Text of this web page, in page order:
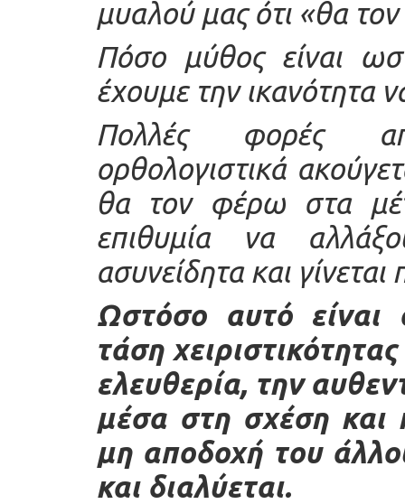
μυαλού μας ότι «θα
Πόσο μύθος είναι
έχουμε την ικανότητα
Πολλές φορές
ορθολογιστικά
θα τον φέρω στα
επιθυμία να
ασυνείδητα και
Ωστόσο αυτό είναι
τάση
ελευθερία, την
μέσα στη σχέση και
μη αποδοχή του
και διαλύεται.